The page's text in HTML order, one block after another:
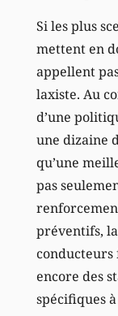
Si les plus
mettent en
appellent
laxiste. Au
d’une
une dizaine
qu’une
pas
préventifs,
conducteurs
encore des
spécifiques à